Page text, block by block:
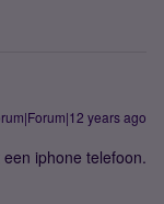
years ago
iphone telefoon.